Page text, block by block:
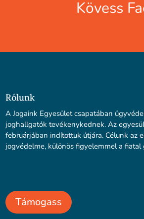
Kövess
Rólunk
A Jogaink Egyesület csapatában
joghallgatók tevékenykednek. Az
februárjában indítottuk útjára. Célunk az
jogvédelme, különös figyelemmel a fiatal
Támogass